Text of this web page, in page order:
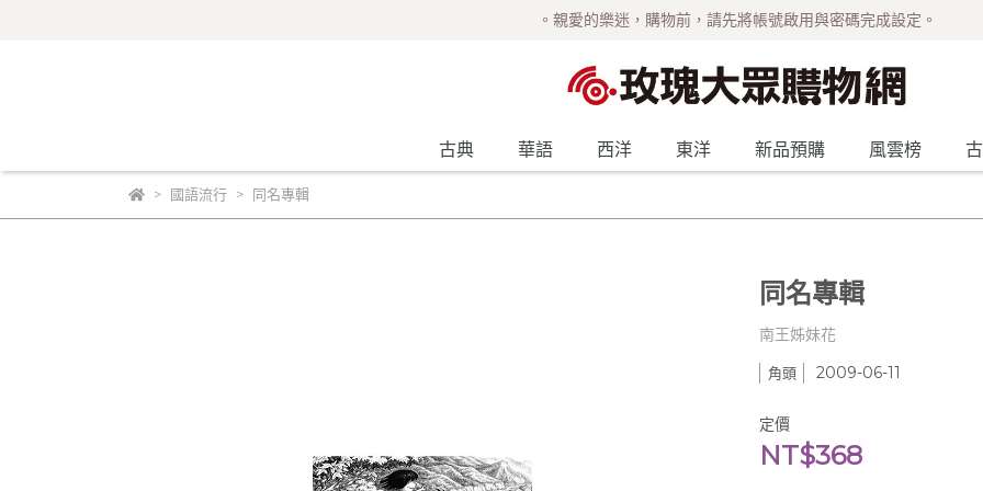
。親愛的樂迷，購物前，請先將帳號啟用與密碼完成設定。
古典 華語 西洋 東洋 新品預購 風雲榜
國語流行 同名專輯
同名專輯
南王姊妹花
角頭 2009-06-11
定價
NT$368